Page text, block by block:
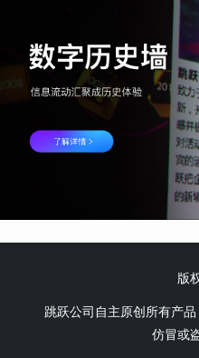
版
跳跃公司自主原创所有产
仿冒或